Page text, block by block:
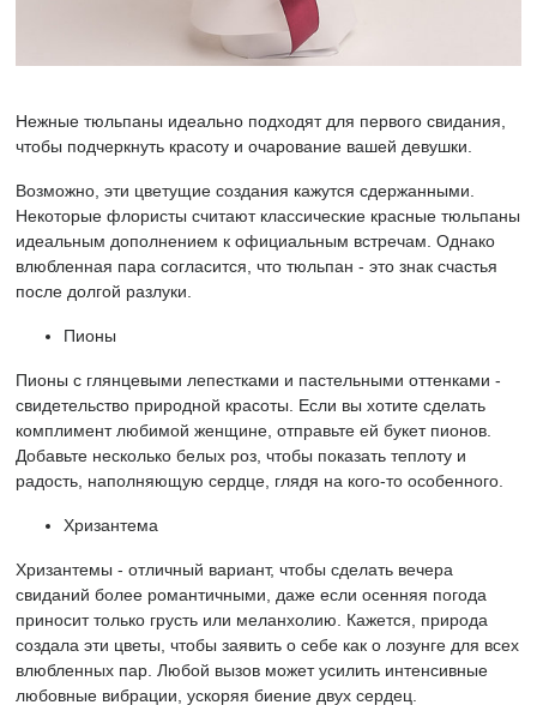
Нежные тюльпаны идеально подходят для первого свидания,
чтобы подчеркнуть красоту и очарование вашей девушки.
Возможно, эти цветущие создания кажутся сдержанными.
Некоторые флористы считают классические красные тюльпаны
идеальным дополнением к официальным встречам. Однако
влюбленная пара согласится, что тюльпан - это знак счастья
после долгой разлуки.
Пионы
Пионы с глянцевыми лепестками и пастельными оттенками -
свидетельство природной красоты. Если вы хотите сделать
комплимент любимой женщине, отправьте ей букет пионов.
Добавьте несколько белых роз, чтобы показать теплоту и
радость, наполняющую сердце, глядя на кого-то особенного.
Хризантема
Хризантемы - отличный вариант, чтобы сделать вечера
свиданий более романтичными, даже если осенняя погода
приносит только грусть или меланхолию. Кажется, природа
создала эти цветы, чтобы заявить о себе как о лозунге для всех
влюбленных пар. Любой вызов может усилить интенсивные
любовные вибрации, ускоряя биение двух сердец.